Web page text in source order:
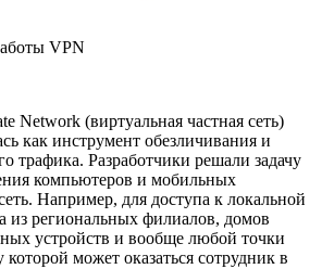
VPN
Network (виртуальная частная сеть)
как инструмент обезличивания и
трафика. Разработчики решали задачу
компьютеров и мобильных
Например, для доступа к локальной
из региональных филиалов, домов
устройств и вообще любой точки
которой может оказаться сотрудник в